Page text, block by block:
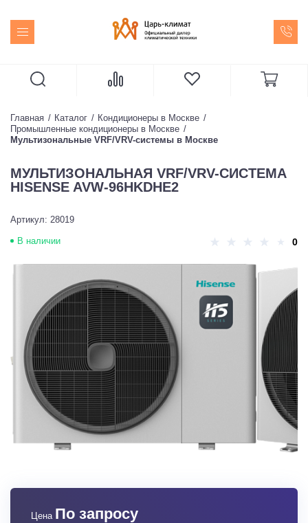
Главная Каталог
Кондиционеры в Москве
Промышленные кондиционеры в Москве
Мультизональные VRF/VRV-системы в Москве
МУЛЬТИЗОНАЛЬНАЯ VRF/VRV-СИСТЕМА
HISENSE AVW-96HKDHE2
Артикул: 28019
В наличии 0
Цена По запросу